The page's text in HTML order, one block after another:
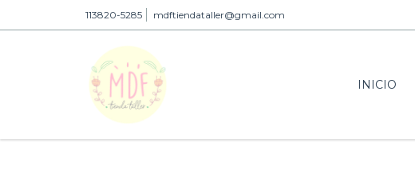
113820-5285 mdftiendataller@gmail.com
INICIO